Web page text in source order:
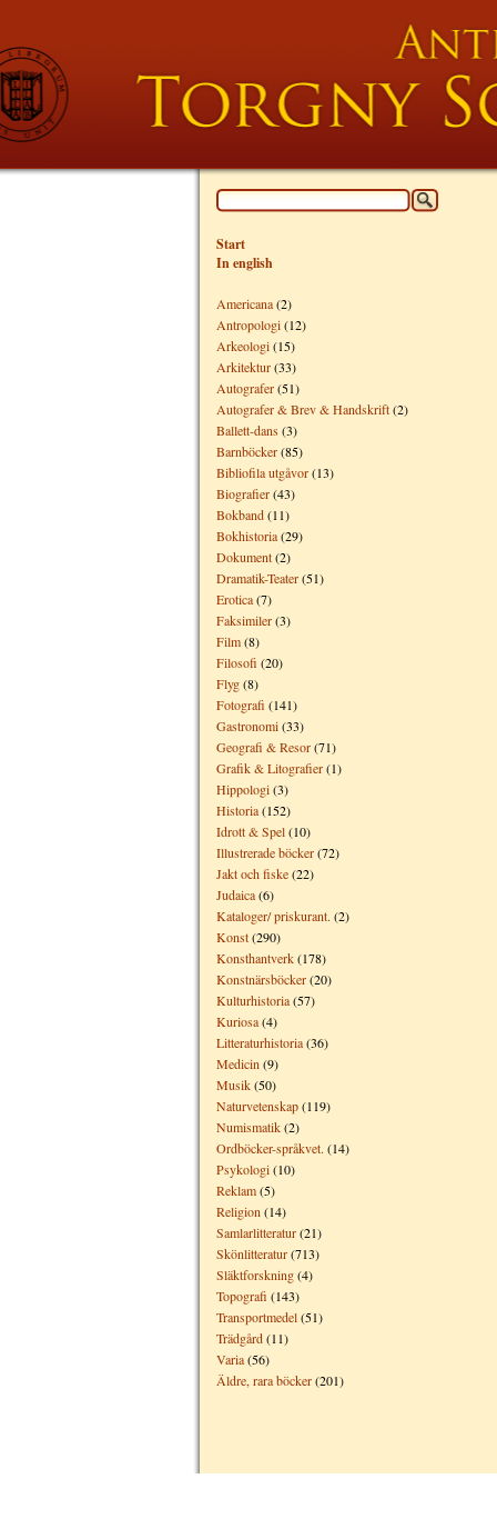
Start
In english
Americana(2)
Antropologi(12)
Arkeologi(15)
Arkitektur(33)
Autografer(51)
Autografer & Brev & Handskrift(2)
Ballett-dans (3)
Barnböcker(85)
Bibliofila utgåvor(13)
Biografier(43)
Bokband(11)
Bokhistoria(29)
Dokument(2)
Dramatik-Teater(51)
Erotica(7)
Faksimiler(3)
Film(8)
Filosofi (20)
Flyg(8)
Fotografi (141)
Gastronomi(33)
Geografi & Resor(71)
Grafik & Litografier(1)
Hippologi(3)
Historia(152)
Idrott & Spel(10)
Illustrerade böcker(72)
Jakt och fiske(22)
Judaica(6)
Kataloger/ priskurant. (2)
Konst(290)
Konsthantverk(178)
Konstnärsböcker(20)
Kulturhistoria(57)
Kuriosa(4)
Litteraturhistoria(36)
Medicin (9)
Musik(50)
Naturvetenskap(119)
Numismatik(2)
Ordböcker-språkvet. (14)
Psykologi(10)
Reklam(5)
Religion (14)
Samlarlitteratur(21)
Skönlitteratur(713)
Släktforskning(4)
Topografi (143)
Transportmedel(51)
Trädgård(11)
Varia(56)
Äldre, rara böcker(201)